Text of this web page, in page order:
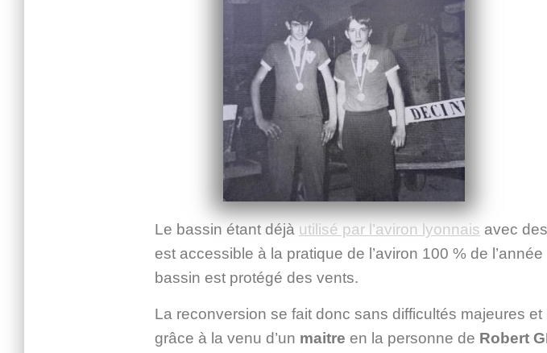
Le bassin étant déjà utilisé par l’aviron lyonnais avec
est accessible à la pratique de l’aviron 100 % de
bassin est protégé des vents.
La reconversion se fait donc sans difficultés majeures
grâce à la venu d’un maitre en la personne de Robert